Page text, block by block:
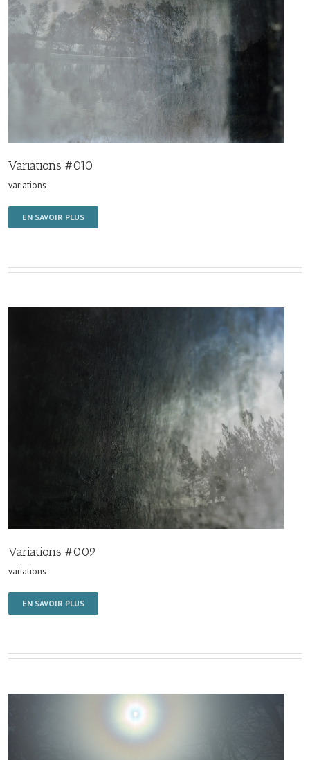
Variations #010
variations
EN SAVOIR PLUS
Variations #009
variations
EN SAVOIR PLUS